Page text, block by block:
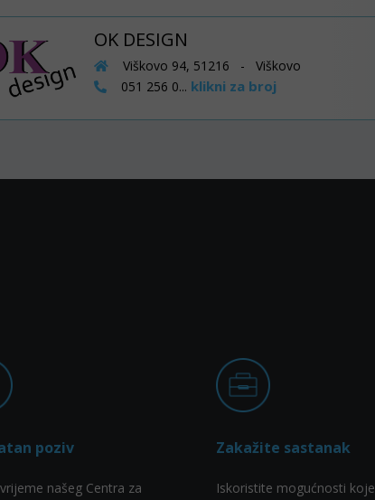
OK DESIGN
Viškovo 94, 51216 - Viškovo
051 256 0... klikni za broj
poziv
našeg Centra za
Zakažite sastanak
Iskoristite mogućnosti